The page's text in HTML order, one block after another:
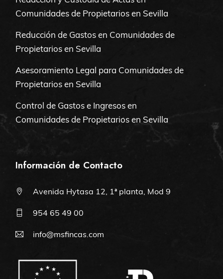
Comunidades de Propietarios en Sevilla
Reducción de Gastos en Comunidades de
Propietarios en Sevilla
Asesoramiento Legal para Comunidades de
Propietarios en Sevilla
Control de Gastos e Ingresos en
Comunidades de Propietarios en Sevilla
Información de Contacto
Avenida Hytasa 12, 1ª planta, Mod 9
954 65 49 00
info@msfincas.com